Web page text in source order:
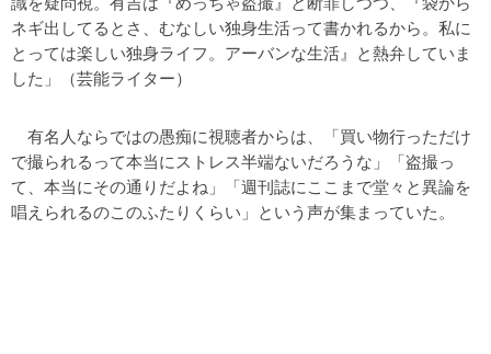
ネギ出してるとさ、むなしい独身生活って書かれるから。私に
とっては楽しい独身ライフ。アーバンな生活』と熱弁していま
した」（芸能ライター）
有名人ならではの愚痴に視聴者からは、「買い物行っただけ
で撮られるって本当にストレス半端ないだろうな」「盗撮っ
て、本当にその通りだよね」「週刊誌にここまで堂々と異論を
唱えられるのこのふたりくらい」という声が集まっていた。